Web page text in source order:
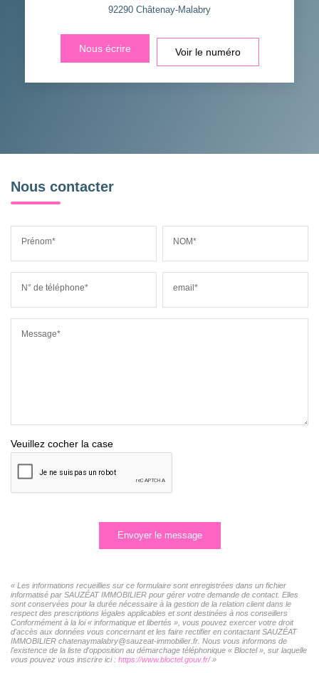
92290 Châtenay-Malabry
Nous écrire Voir le numéro
Nous contacter
Prénom* NOM*
N° de téléphone* email*
Message*
Veuillez cocher la case
Envoyer le message
« Les informations recueillies sur ce formulaire sont enregistrées dans un fichier
informatisé par SAUZÉAT IMMOBILIER pour gérer votre demande de contact. Elles
sont conservées pour la durée nécessaire à la gestion de la relation client dans le
respect des prescriptions légales applicables et sont destinées à nos conseillers
Conformément à la loi « informatique et libertés », vous pouvez exercer votre droit
d'accès aux données vous concernant et les faire rectifier en contactant SAUZÉAT
IMMOBILIER chatenaymalabry@sauzeat-immobilier.fr. Nous vous informons de
l'existence de la liste d'opposition au démarchage téléphonique « Bloctel », sur laquelle
vous pouvez vous inscrire ici : https://www.bloctel.gouv.fr/»